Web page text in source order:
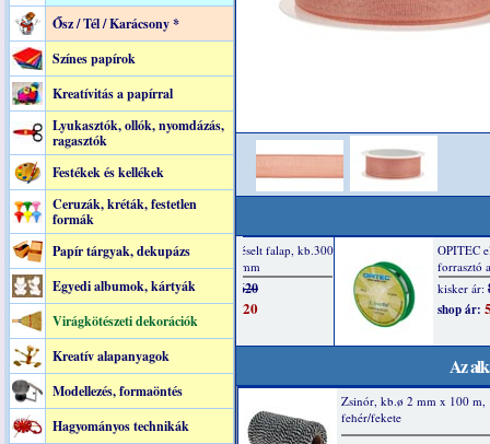
Ősz / Tél / Karácsony *
Színes papírok
Kreatívitás a papírral
Lyukasztók, ollók, nyomdázás,
ragasztók
Festékek és kellékek
Ceruzák, kréták, festetlen
formák
Papír tárgyak, dekupázs
Egyedi albumok, kártyák
Virágkötészeti dekorációk
Kreatív alapanyagok
Modellezés, formaöntés
Hagyományos technikák
Az
Zsinór, kb.ø 2 mm x 100 m,
fehér/fekete